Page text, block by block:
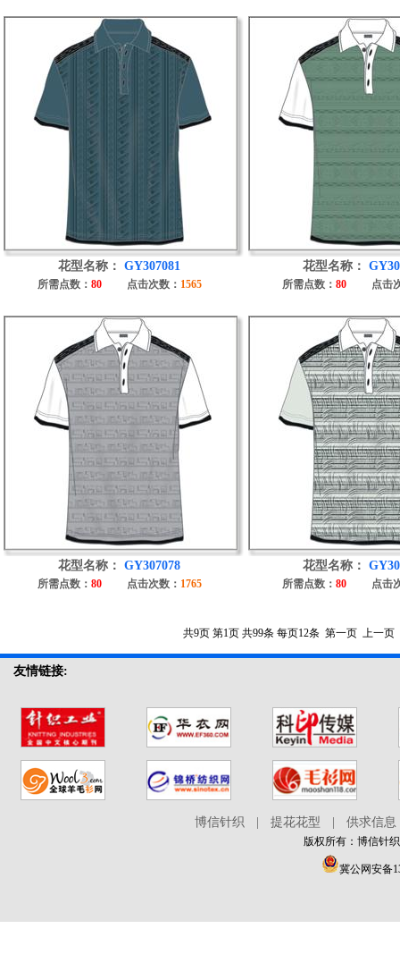
花型名称： GY307081
所需点数： 80 点击次数： 1565
花型名称：
所需点数： 80 点击
花型名称： GY307078
所需点数： 80 点击次数： 1765
花型名称：
所需点数： 80 点击
共9页 第1页 共99条 每页12条 第一页 上一页
友情链接:
博信针织 提花花型 供求信息
版权所有：博信针
冀公网安备